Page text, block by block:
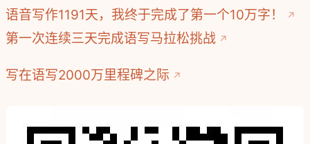
语音写作1191天，我终于完成了第一个10万字！
第一次连续三天完成语写马拉松挑战
写在语写2000万里程碑之际